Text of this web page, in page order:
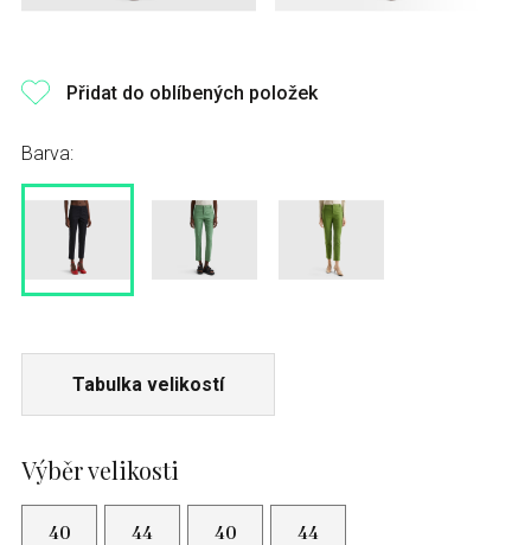
Přidat do oblíbených položek
Barva:
Tabulka velikostí
Výběr velikosti
40 44 40 44